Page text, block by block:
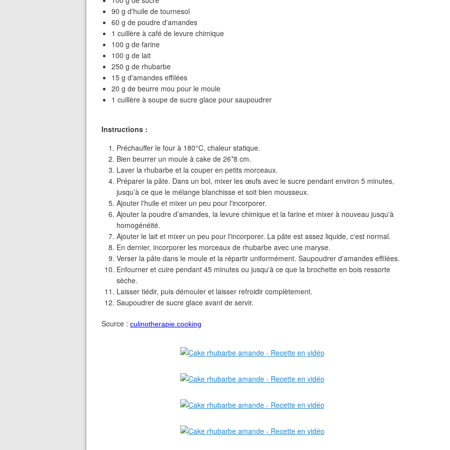
90 g d'huile de tournesol
60 g de poudre d'amandes
1 cuillère à café de levure chimique
100 g de farine
100 g de lait
250 g de rhubarbe
15 g d'amandes effilées
20 g de beurre mou pour le moule
1 cuillère à soupe de sucre glace pour saupoudrer
Instructions :
Préchauffer le four à 180°C, chaleur statique.
Bien beurrer un moule à cake de 26*8 cm.
Laver la rhubarbe et la couper en petits morceaux.
Préparer la pâte. Dans un bol, mixer les œufs avec le sucre pendant environ 5 minutes,
jusqu’à ce que le mélange blanchisse et soit bien mousseux.
Ajouter l'huile et mixer un peu pour l'incorporer.
Ajouter la poudre d’amandes, la levure chimique et la farine et mixer à nouveau jusqu'à
homogénéité.
Ajouter le lait et mixer un peu pour l'incorporer. La pâte est assez liquide, c'est normal.
En dernier, incorporer les morceaux de rhubarbe avec une maryse.
Verser la pâte dans le moule et la répartir uniformément. Saupoudrer d'amandes effilées.
Enfourner et cuire pendant 45 minutes ou jusqu'à ce que la brochette en bois ressorte
sèche.
Laisser tiédir, puis démouler et laisser refroidir complètement.
Saupoudrer de sucre glace avant de servir.
Source : culinotherapie.cooking